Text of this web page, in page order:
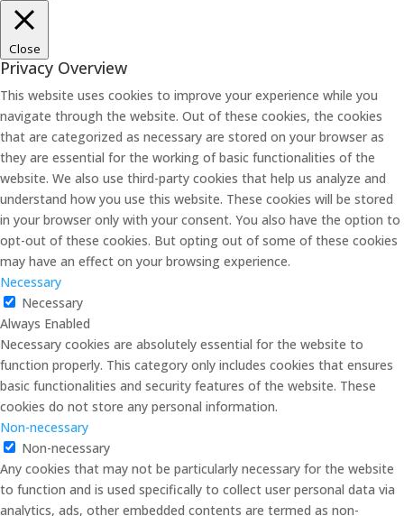
Close
Privacy Overview
This website uses cookies to improve your experience while you
navigate through the website. Out of these cookies, the cookies
that are categorized as necessary are stored on your browser as
they are essential for the working of basic functionalities of the
website. We also use third-party cookies that help us analyze and
understand how you use this website. These cookies will be stored
in your browser only with your consent. You also have the option to
opt-out of these cookies. But opting out of some of these cookies
may have an effect on your browsing experience.
Necessary
Necessary
Always Enabled
Necessary cookies are absolutely essential for the website to
function properly. This category only includes cookies that ensures
basic functionalities and security features of the website. These
cookies do not store any personal information.
Non-necessary
Non-necessary
Any cookies that may not be particularly necessary for the website
to function and is used specifically to collect user personal data via
analytics, ads, other embedded contents are termed as non-